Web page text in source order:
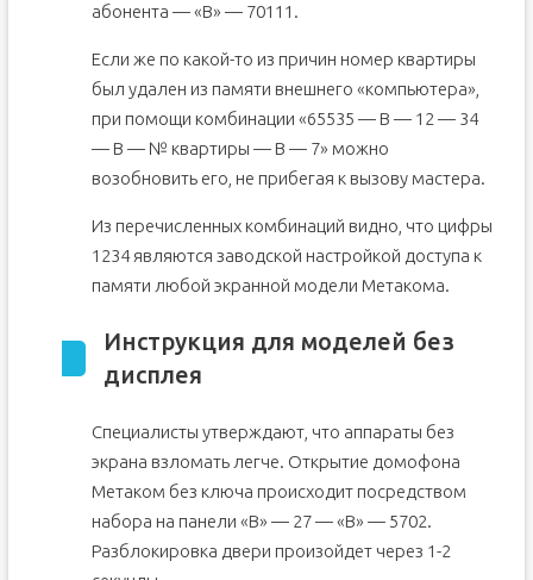
абонента — «В» — 70111.
Если же по какой-то из причин номер квартиры
был удален из памяти внешнего «компьютера»,
при помощи комбинации «65535 — В — 12 — 34
— В — № квартиры — В — 7» можно
возобновить его, не прибегая к вызову мастера.
Из перечисленных комбинаций видно, что цифры
1234 являются заводской настройкой доступа к
памяти любой экранной модели Метакома.
Инструкция для моделей без
дисплея
Специалисты утверждают, что аппараты без
экрана взломать легче. Открытие домофона
Метаком без ключа происходит посредством
набора на панели «В» — 27 — «В» — 5702.
Разблокировка двери произойдет через 1-2